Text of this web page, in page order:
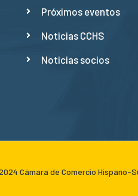
Próximos eventos
Noticias CCHS
Noticias socios
Cámara de Comercio Hispano-